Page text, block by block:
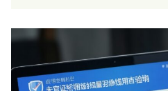
ЖКУ:
положено,
как